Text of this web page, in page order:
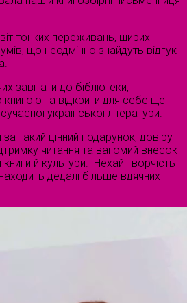
тонких переживань, щирих
що неодмінно знайдуть відгук
завітати до бібліотеки,
та відкрити для себе ще
української літератури.
такий цінний подарунок, довіру
читання та вагомий внесок
книги й культури. Нехай творчість
дедалі більше вдячних